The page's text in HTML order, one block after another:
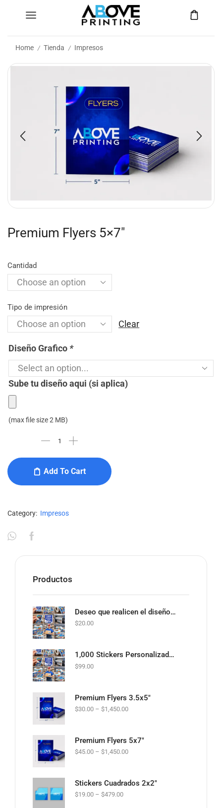
Home / Tienda / Impresos
Premium Flyers 5×7″
Cantidad
Tipo de impresión
Clear
Diseño Grafico *
Sube tu diseño aqui (si aplica)
(max file size 2 MB)
Add To Cart
Category: Impresos
Productos
Deseo que realicen el diseño por mí (+$20.00)
$20.00
1,000 Stickers Personalizados 2x2” en Rollo
$99.00
Premium Flyers 3.5x5"
$30.00 – $1,450.00
Premium Flyers 5x7"
$45.00 – $1,450.00
Stickers Cuadrados 2x2"
$19.00 – $479.00